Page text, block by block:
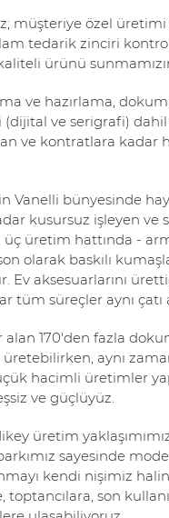
müşteriye özel
tedarik zinciri
ürünü
ve hazırlama,
ve serigrafi)
ve kontratlara
Vanelli bünyesinde
kusursuz işleyen
üç üretim hattında -
olarak baskılı
Ev aksesuarlarını
tüm süreçler aynı çatı
170'den fazla
aynı
hacimli üretimler
ve güçlüyüz.
üretim
sayesinde
kendi nişimiz
toptancılara, son